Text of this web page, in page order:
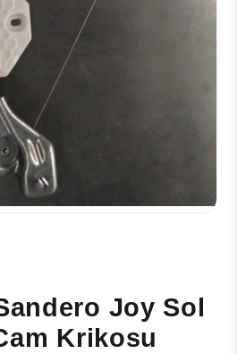
Joy Sol
Krikosu